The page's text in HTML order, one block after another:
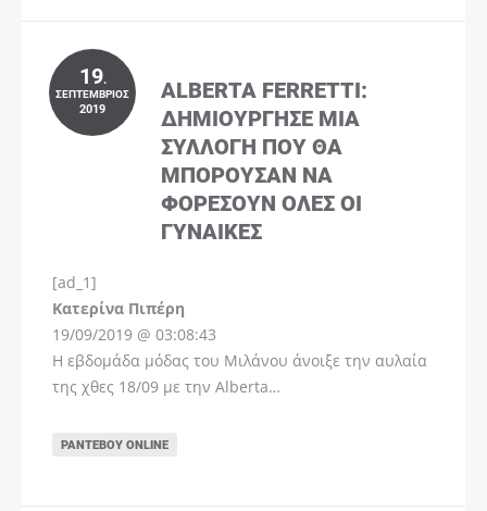
19.
ΣΕΠΤΈΜΒΡΙΟΣ
2019
ALBERTA FERRETTI:
ΔΗΜΙΟΎΡΓΗΣΕ ΜΊΑ
ΣΥΛΛΟΓΉ ΠΟΥ ΘΑ
ΜΠΟΡΟΎΣΑΝ ΝΑ
ΦΟΡΈΣΟΥΝ ΌΛΕΣ ΟΙ
ΓΥΝΑΊΚΕΣ
[ad_1]
Kατερίνα Πιπέρη
19/09/2019 @ 03:08:43
Η εβδομάδα μόδας του Μιλάνου άνοιξε την αυλαία
της χθες 18/09 με την Alberta…
ΡΑΝΤΕΒΟΎ ONLINE